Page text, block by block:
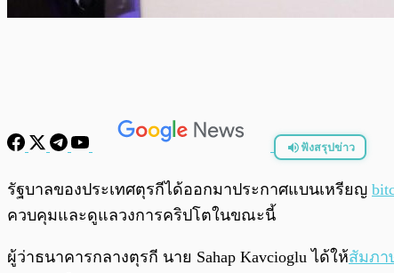
ฟังสรุปข่าว
พร้อมเล่น
รัฐบาลของประเทศตุรกีได้ออกมาประกาศแบนเหรียญ
ควบคุมและดูแลวงการคริปโตในขณะนี้
ผู้ว่าธนาคารกลางตุรกี นาย Sahap Kavcioglu ได้ให้สัมภ